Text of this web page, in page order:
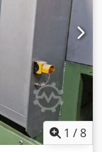
Erdgas,
Aoy
1 /8